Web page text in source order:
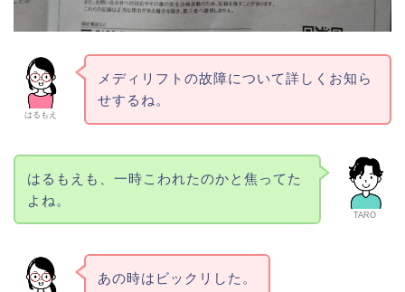
はるもえ
メディリフトの故障について詳しくお知ら
せするね。
TARO
はるもえも、一時こわれたのかと焦ってた
よね。
あの時はビックリした。